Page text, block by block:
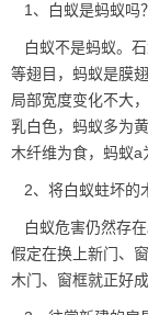
1、白蚁是蚂蚁吗？
白蚁不是蚂蚁。
等翅目，蚂蚁是膜
局部宽度变化不大
乳白色，蚂蚁多为
木纤维为食，蚂蚁a
2、将白蚁蛀坏的
白蚁危害仍然存在
假定在换上新门、
木门、窗框就正好